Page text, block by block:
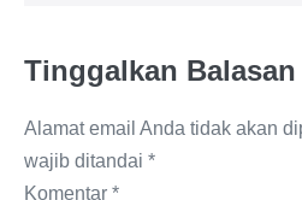
Tinggalkan Balasan
Alamat email Anda tidak akan
wajib ditandai *
Komentar *